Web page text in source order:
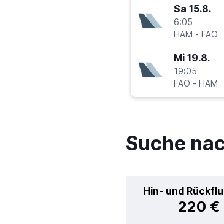
Sa 15.8.
6:05
HAM - FAO
Mi 19.8.
19:05
FAO - HAM
Suche
Hin- und
220 €